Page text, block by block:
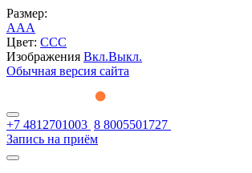
Размер:
AAA
Цвет: CCC
Изображения Вкл.Выкл.
Обычная версия сайта
+7 4812701003 8 8005501727
Запись на приём